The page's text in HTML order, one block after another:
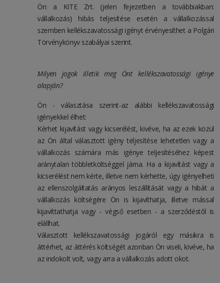
Ön a KITE Zrt. (jelen fejezetben a továbbiakban:
vállalkozás) hibás teljesítése esetén a vállalkozással
szemben kellékszavatossági igényt érvényesíthet a Polgári
Törvénykönyv szabályai szerint.
Milyen jogok illetik meg Önt kellékszavatossági igénye
alapján?
Ön - választása szerint-az alábbi kellékszavatossági
igényekkel élhet:
Kérhet kijavítást vagy kicserélést, kivéve, ha az ezek közül
az Ön által választott igény teljesítése lehetetlen vagy a
vállalkozás számára más igénye teljesítéséhez képest
aránytalan többletköltséggel járna. Ha a kijavítást vagy a
kicserélést nem kérte, illetve nem kérhette, úgy igényelheti
az ellenszolgáltatás arányos leszállítását vagy a hibát a
vállalkozás költségére Ön is kijavíthatja, illetve mással
kijavíttathatja vagy - végső esetben - a szerződéstől is
elállhat.
Választott kellékszavatossági jogáról egy másikra is
áttérhet, az áttérés költségét azonban Ön viseli, kivéve, ha
az indokolt volt, vagy arra a vállalkozás adott okot.